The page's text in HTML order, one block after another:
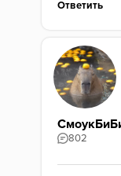
Ответить
802